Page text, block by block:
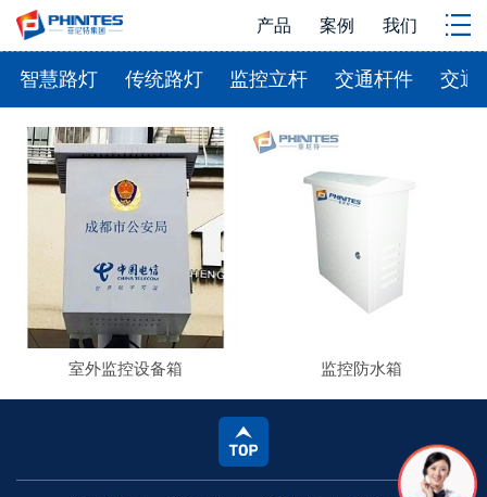
产品 案例 我们
智慧路灯 传统路灯 监控立杆 交通杆件 交通
室外监控设备箱 监控防水箱